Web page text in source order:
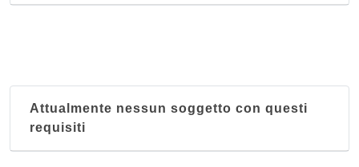
Attualmente nessun soggetto con questi
requisiti